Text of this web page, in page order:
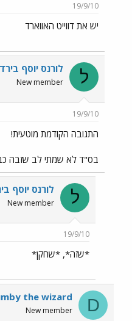
19/9/10
יש את דווייט האווארד
ל לורנס יוסף בירד
New member
19/9/10
התגובה הקודמת מוטעית!
בס"ד לא שמתי לב שזבה
ל לורנס יוסף
New member
19/9/10
*שזה*, *שחקן*
D
the wizard
New member